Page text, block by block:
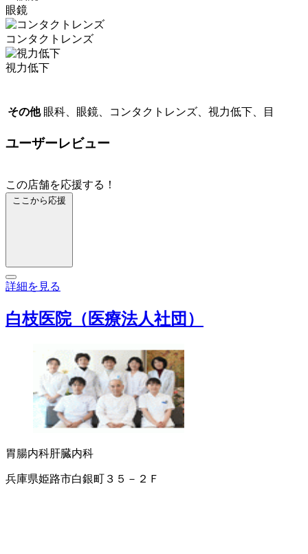
眼鏡
コンタクトレンズ
視力低下
その他 眼科、眼鏡、コンタクトレンズ、視力低下、目
ユーザーレビュー
この店舗を応援する！
ここから応援
詳細を見る
白枝医院（医療法人社団）
胃腸内科肝臓内科
兵庫県姫路市白銀町３５－２Ｆ